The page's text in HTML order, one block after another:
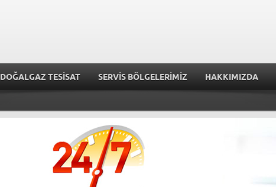
DOĞALGAZ TESİSAT SERVİS BÖLGELERİMİZ HAKKIMIZDA